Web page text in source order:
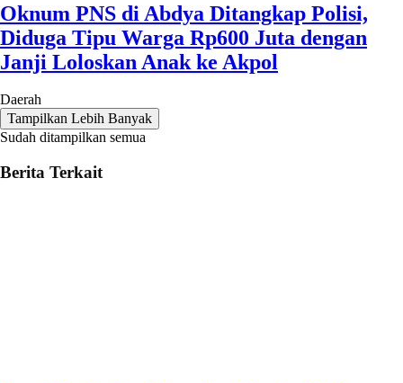
Oknum PNS di Abdya Ditangkap Polisi,
Diduga Tipu Warga Rp600 Juta dengan
Janji Loloskan Anak ke Akpol
Daerah
Tampilkan Lebih Banyak
Sudah ditampilkan semua
Berita Terkait